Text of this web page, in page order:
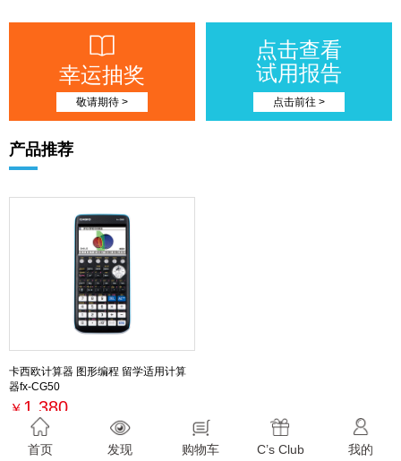
幸运抽奖
敬请期待 >
点击查看
试用报告
点击前往 >
产品推荐
卡西欧计算器 图形编程 留学适用计算
器fx-CG50
￥ 1,380
最新活动
首页 发现 购物车 C’s Club 我的